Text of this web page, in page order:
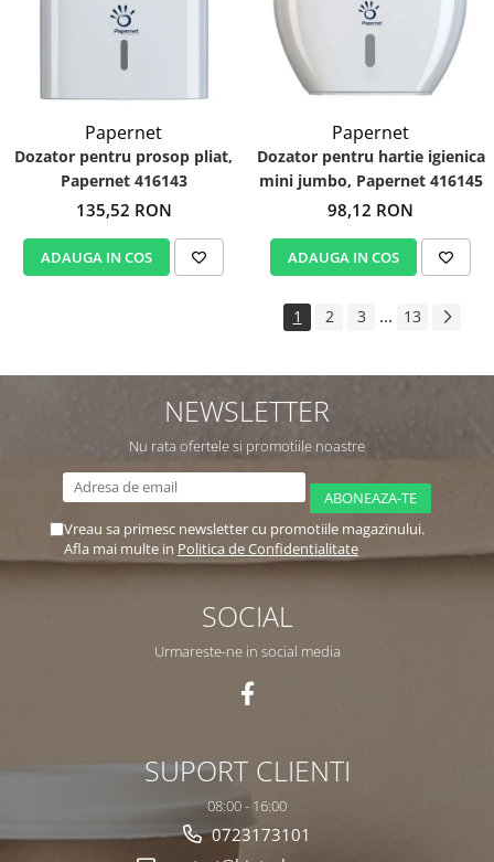
Papernet
Dozator pentru prosop pliat,
Papernet 416143
135,52 RON
ADAUGA IN COS
Papernet
Dozator pentru hartie igienica
mini jumbo, Papernet 416145
98,12 RON
ADAUGA IN COS
1 2 3 ... 13
NEWSLETTER
Nu rata ofertele si promotiile noastre
Vreau sa primesc newsletter cu promotiile magazinului.
Afla mai multe in Politica de Confidentialitate
SOCIAL
Urmareste-ne in social media
SUPORT CLIENTI
08:00 - 16:00
0723173101